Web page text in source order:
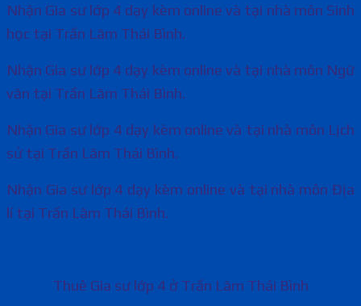
Nhận Gia sư lớp 4 dạy kèm online và tại nhà môn Sinh
học tại Trần Lãm Thái Bình.
Nhận Gia sư lớp 4 dạy kèm online và tại nhà môn Ngữ
văn tại Trần Lãm Thái Bình.
Nhận Gia sư lớp 4 dạy kèm online và tại nhà môn Lịch
sử tại Trần Lãm Thái Bình.
Nhận Gia sư lớp 4 dạy kèm online và tại nhà môn Địa
lí tại Trần Lãm Thái Bình.
Thuê Gia sư lớp 4 ở Trần Lãm Thái Bình